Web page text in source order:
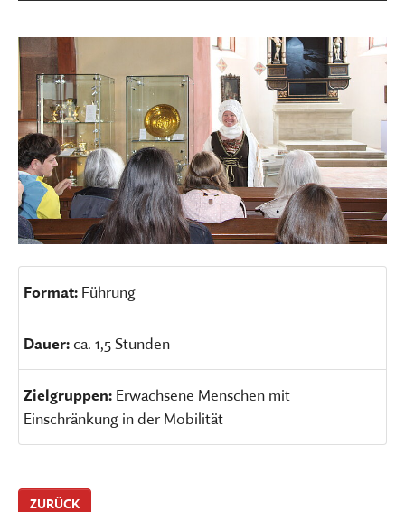
Format: Führung
Dauer:ca. 1,5 Stunden
Zielgruppen: Erwachsene Menschen mit
Einschränkung in der Mobilität
ZURÜCK